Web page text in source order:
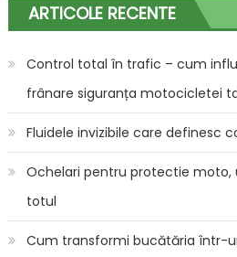
ARTICOLE RECENTE
Control total în trafic – cum
frânare siguranța motocicletei
Fluidele invizibile care definesc
Ochelari pentru protectie moto,
totul
Cum transformi bucătăria într-